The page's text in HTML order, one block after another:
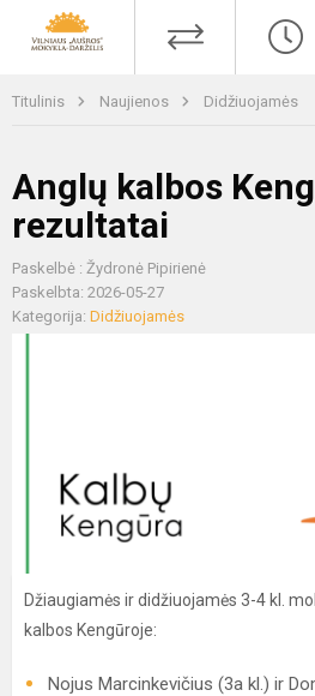
Titulinis Naujienos Didžiuojamės
Anglų kalbos
rezultatai
Paskelbė : Žydronė Pipirienė
Paskelbta: 2026-05-27
Kategorija: Didžiuojamės
Džiaugiamės ir didžiuojamės 3-4 kl.
kalbos Kengūroje:
Nojus Marcinkevičius (3a kl.) ir